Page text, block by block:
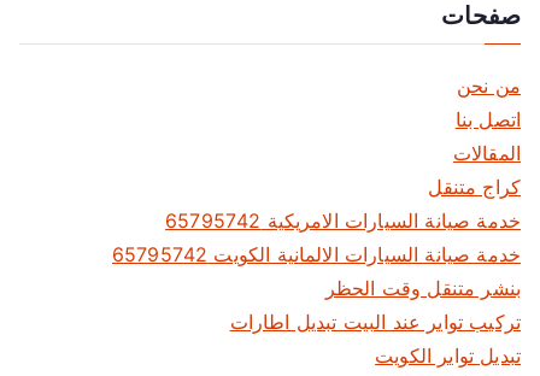
ا
ت
صفحات
من نحن
اتصل بنا
المقالات
كراج متنقل
خدمة صيانة السيارات الامريكية 65795742
خدمة صيانة السيارات الالمانية الكويت 65795742
بنشر متنقل وقت الحظر
تركيب تواير عند البيت تبديل اطارات
تبديل تواير الكويت